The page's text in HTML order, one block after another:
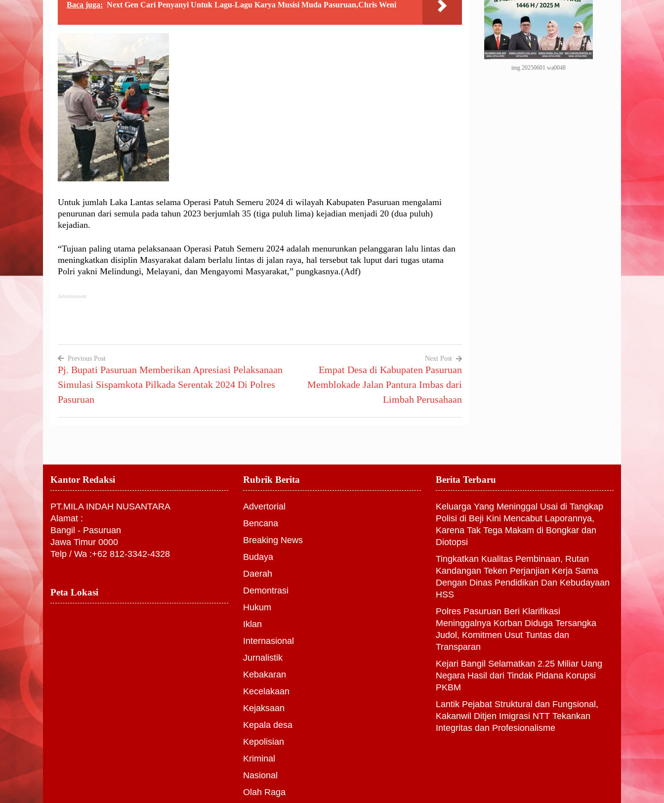
Baca juga: Next Gen Cari Penyanyi Untuk Lagu-Lagu Karya Musisi Muda Pasuruan,Chris Weni
Untuk jumlah Laka Lantas selama Operasi Patuh Semeru 2024 di wilayah Kabupaten Pasuruan mengalami
penurunan dari semula pada tahun 2023 berjumlah 35 (tiga puluh lima) kejadian menjadi 20 (dua puluh)
kejadian.
“Tujuan paling utama pelaksanaan Operasi Patuh Semeru 2024 adalah menurunkan pelanggaran lalu lintas dan
meningkatkan disiplin Masyarakat dalam berlalu lintas di jalan raya, hal tersebut tak luput dari tugas utama
Polri yakni Melindungi, Melayani, dan Mengayomi Masyarakat,” pungkasnya.(Adf)
Advertisement
Navigasi
pos
Previous Post
Pj. Bupati Pasuruan Memberikan Apresiasi Pelaksanaan
Simulasi Sispamkota Pilkada Serentak 2024 Di Polres
Pasuruan
Next Post
Empat Desa di Kabupaten Pasuruan
Memblokade Jalan Pantura Imbas dari
Limbah Perusahaan
img 20250601 wa0048
Kantor Redaksi
PT.MILA INDAH NUSANTARA
Alamat :
Bangil - Pasuruan
Jawa Timur 0000
Telp / Wa :+62 812-3342-4328
Peta Lokasi
Rubrik Berita
Advertorial
Bencana
Breaking News
Budaya
Daerah
Demontrasi
Hukum
Iklan
Internasional
Jurnalistik
Kebakaran
Kecelakaan
Kejaksaan
Kepala desa
Kepolisian
Kriminal
Nasional
Olah Raga
Berita Terbaru
Keluarga Yang Meninggal Usai di Tangkap
Polisi di Beji Kini Mencabut Laporannya,
Karena Tak Tega Makam di Bongkar dan
Diotopsi
Tingkatkan Kualitas Pembinaan, Rutan
Kandangan Teken Perjanjian Kerja Sama
Dengan Dinas Pendidikan Dan Kebudayaan
HSS
Polres Pasuruan Beri Klarifikasi
Meninggalnya Korban Diduga Tersangka
Judol, Komitmen Usut Tuntas dan
Transparan
Kejari Bangil Selamatkan 2.25 Miliar Uang
Negara Hasil dari Tindak Pidana Korupsi
PKBM
Lantik Pejabat Struktural dan Fungsional,
Kakanwil Ditjen Imigrasi NTT Tekankan
Integritas dan Profesionalisme